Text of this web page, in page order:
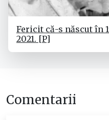
Fericit că-s născut în
2021. [P]
Comentarii